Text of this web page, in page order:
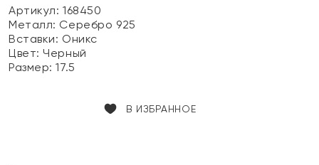
Артикул: 168450
Металл: Серебро 925
Вставки: Оникс
Цвет:Черный
Размер:17.5
В ИЗБРАННОЕ